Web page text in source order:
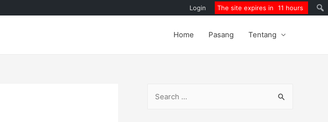
The site expires in 11 hours
Login
Home Pasang Tentang